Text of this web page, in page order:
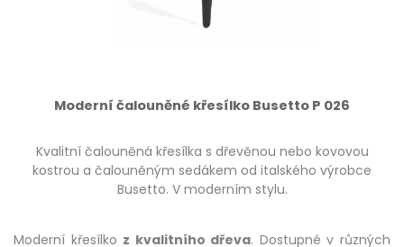
Moderní čalouněné křesílko Busetto P 026
Kvalitní čalouněná křesílka s dřevěnou nebo kovovou
kostrou a čalouněným sedákem od italského výrobce
Busetto. V moderním stylu.
Moderní křesílko z kvalitního dřeva. Dostupné v různých